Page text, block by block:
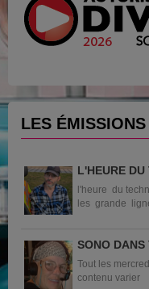
LES
L'HEURE DU
l'heure du
les grande
Tout les mercredi dans
contenu varier